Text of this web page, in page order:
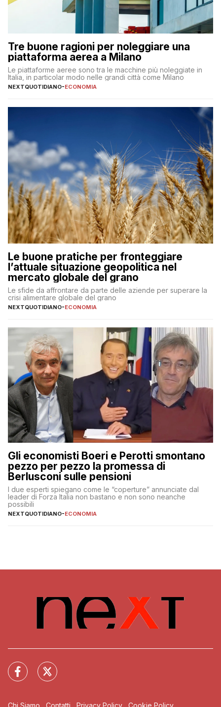
Tre buone ragioni per noleggiare una
piattaforma aerea a Milano
Le piattaforme aeree sono tra le macchine più noleggiate in
Italia, in particolar modo nelle grandi città come Milano
NEXTQUOTIDIANO-ECONOMIA
Le buone pratiche per fronteggiare
l’attuale situazione geopolitica nel
mercato globale del grano
Le sfide da affrontare da parte delle aziende per superare la
crisi alimentare globale del grano
NEXTQUOTIDIANO-ECONOMIA
Gli economisti Boeri e Perotti smontano
pezzo per pezzo la promessa di
Berlusconi sulle pensioni
I due esperti spiegano come le “coperture” annunciate dal
leader di Forza Italia non bastano e non sono neanche
possibili
NEXTQUOTIDIANO-ECONOMIA
Chi Siamo Contatti Privacy Policy Cookie Policy